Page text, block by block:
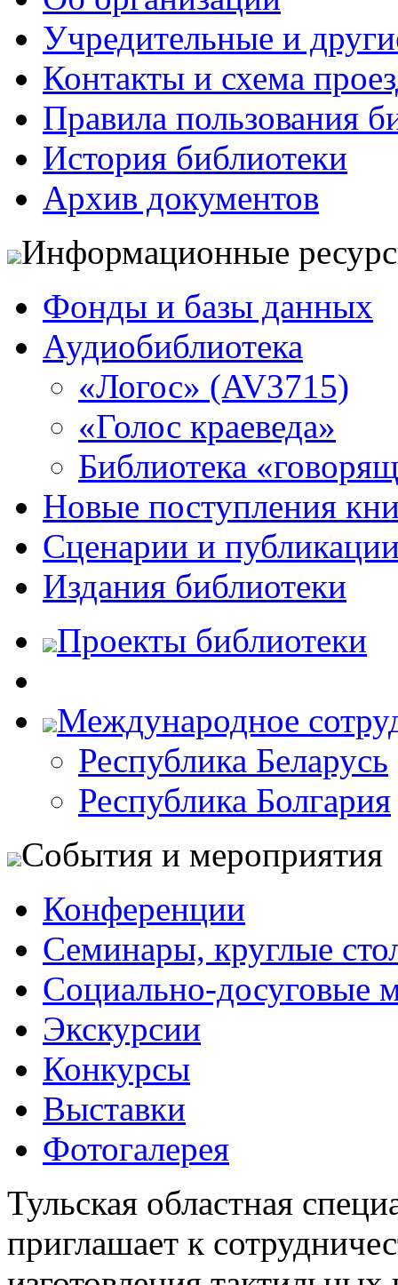
Учредительные и
Контакты и схема
Правила пользования
История библиотеки
Архив документов
Информационные
Фонды и базы данных
Аудиобиблиотека
«Логос» (AV3715)
«Голос краеведа»
Библиотека
Новые поступления
Сценарии и
Издания библиотеки
Проекты библиотеки
Международное
Республика Беларусь
Республика Болгария
События и мероприятия
Конференции
Семинары, круглые
Социально-досуговые
Экскурсии
Конкурсы
Выставки
Фотогалерея
Тульская областная
приглашает к